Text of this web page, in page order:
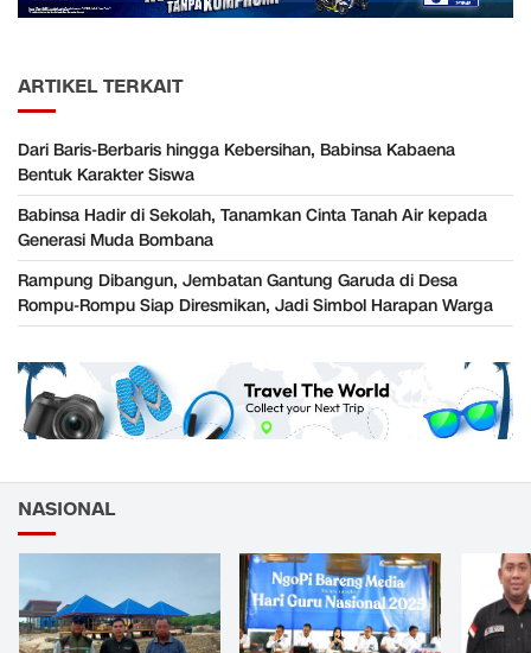
ARTIKEL TERKAIT
Dari Baris-Berbaris hingga Kebersihan, Babinsa Kabaena
Bentuk Karakter Siswa
Babinsa Hadir di Sekolah, Tanamkan Cinta Tanah Air kepada
Generasi Muda Bombana
Rampung Dibangun, Jembatan Gantung Garuda di Desa
Rompu-Rompu Siap Diresmikan, Jadi Simbol Harapan Warga
NASIONAL